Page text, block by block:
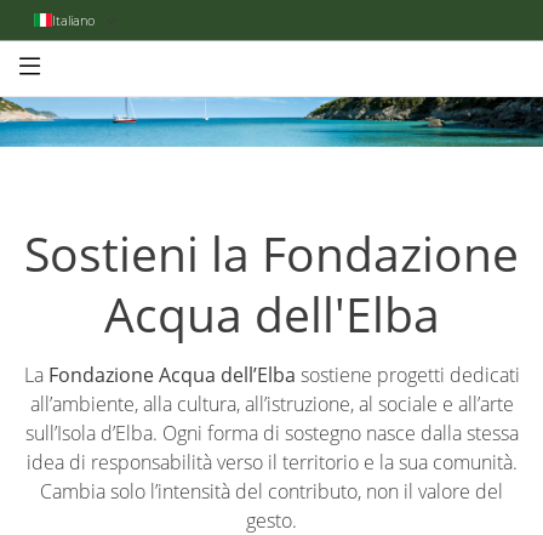
Italiano
Sostieni la Fondazione
Acqua dell'Elba
La Fondazione Acqua dell’Elba sostiene progetti dedicati
all’ambiente, alla cultura, all’istruzione, al sociale e all’arte
sull’Isola d’Elba. Ogni forma di sostegno nasce dalla stessa
idea di responsabilità verso il territorio e la sua comunità.
Cambia solo l’intensità del contributo, non il valore del
gesto.